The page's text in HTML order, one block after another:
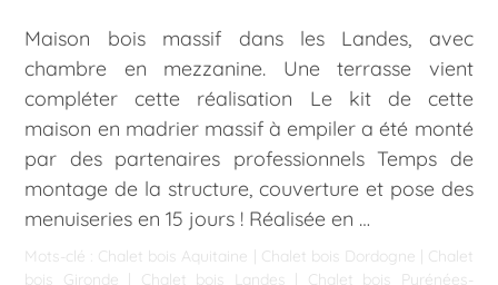
Maison bois massif dans les Landes, avec
chambre en mezzanine. Une terrasse vient
compléter cette réalisation Le kit de cette
maison en madrier massif à empiler a été monté
par des partenaires professionnels Temps de
montage de la structure, couverture et pose des
menuiseries en 15 jours ! Réalisée en …
Mots-clé : Chalet bois Aquitaine Chalet bois Dordogne
Chalet
bois Gironde
Chalet bois Landes
Chalet bois Pyrénées-